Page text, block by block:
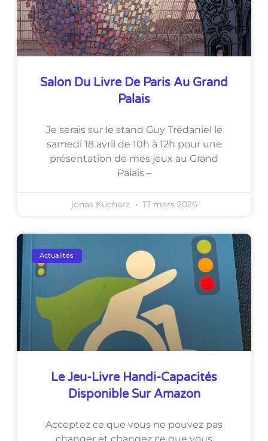
Salon Du Livre De Paris Au Grand
Palais
Je serais sur le stand Guy Trédaniel le
samedi 18 avril de 10h à 12h pour une
présentation de mes jeux au Grand
Palais –
jonas Kucharz 17 mars 2026
Actualités
Le Jeu-Livre Handi-Capacités
Disponible Sur Amazon
Acceptez ce que vous ne pouvez pas
changer et changez ce que vous